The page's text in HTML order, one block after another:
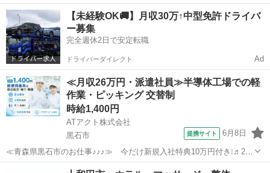
す。 案件数に限りがあるため、 【青森県は1〜2社限定】での募集とな
ります。 【案件量について】 ・エアコン案件は通年で安定してありま
す ・繁...
青森 青森市 その他 出来高制
【未経験OK🚚】月収30万↑中型免許ドライバ
ー募集
完全週休2日で安定転職
ドライバーダイレクト Ad
≪月収26万円・派遣社員≫半導体工場での軽
作業・ピッキング 交替制
時給1,400円
ATアクト株式会社
黒石市
提携サイト 6月8日
≪青森県黒石市のお仕事♪♪♪≫ 今だけ新規入社特典10万円付き❕♬20
～40代の男女大活躍中♬ ☆医療用器具の部品加工・組立・検査のお
その他